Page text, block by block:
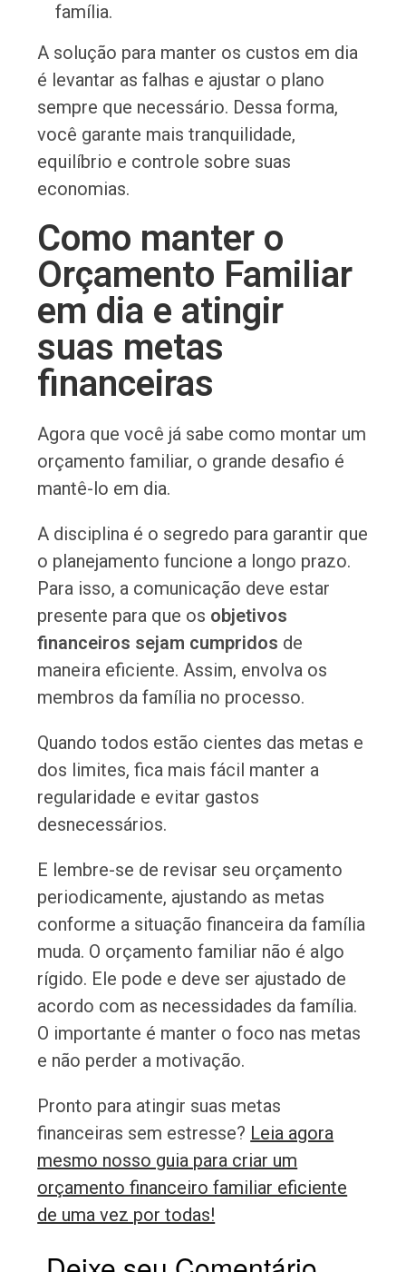
família.
A solução para manter os custos em dia
é levantar as falhas e ajustar o plano
sempre que necessário. Dessa forma,
você garante mais tranquilidade,
equilíbrio e controle sobre suas
economias.
Como manter o
Orçamento Familiar
em dia e atingir
suas metas
financeiras
Agora que você já sabe como montar um
orçamento familiar, o grande desafio é
mantê-lo em dia.
A disciplina é o segredo para garantir que
o planejamento funcione a longo prazo.
Para isso, a comunicação deve estar
presente para que os objetivos
financeiros sejam cumpridos de
maneira eficiente. Assim, envolva os
membros da família no processo.
Quando todos estão cientes das metas e
dos limites, fica mais fácil manter a
regularidade e evitar gastos
desnecessários.
E lembre-se de revisar seu orçamento
periodicamente, ajustando as metas
conforme a situação financeira da família
muda. O orçamento familiar não é algo
rígido. Ele pode e deve ser ajustado de
acordo com as necessidades da família.
O importante é manter o foco nas metas
e não perder a motivação.
Pronto para atingir suas metas
financeiras sem estresse? Leia agora
mesmo nosso guia para criar um
orçamento financeiro familiar eficiente
de uma vez por todas!